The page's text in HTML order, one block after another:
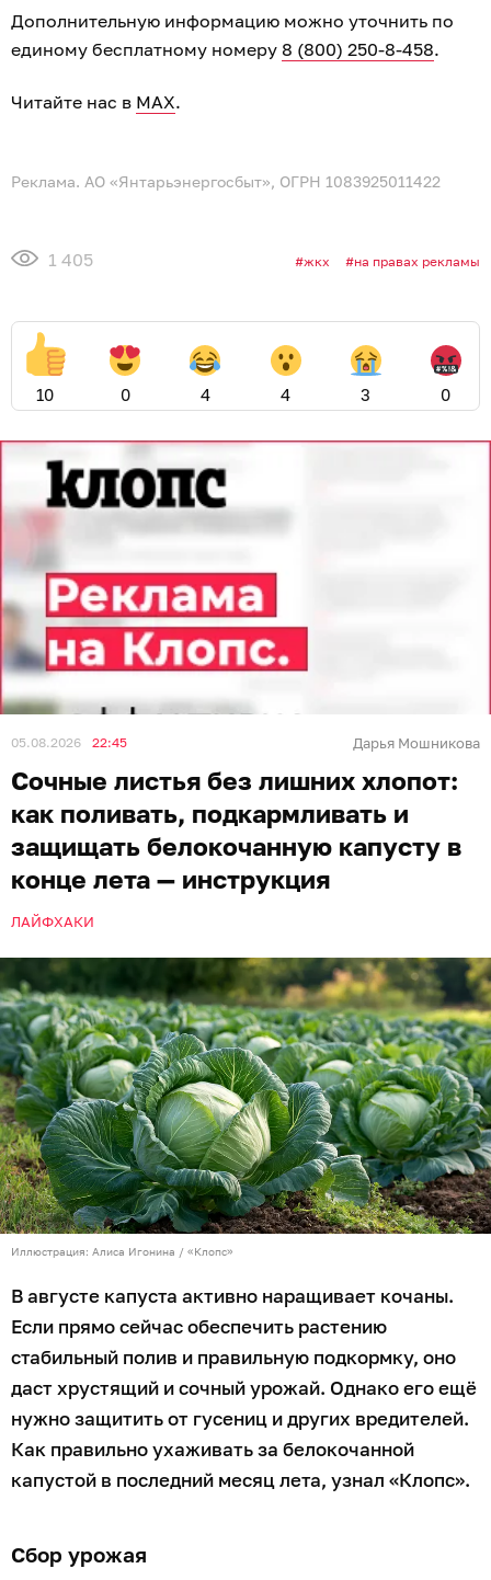
Дополнительную информацию можно уточнить по
единому бесплатному номеру 8 (800) 250-8-458.
Читайте нас в MAX.
Реклама. АО «Янтарьэнергосбыт», ОГРН 1083925011422
1 405 жкх на правах рекламы
10 0 4 4 3 0
05.08.2026 22:45 Дарья Мошникова
Сочные листья без лишних хлопот:
как поливать, подкармливать и
защищать белокочанную капусту в
конце лета — инструкция
ЛАЙФХАКИ
Иллюстрация: Алиса Игонина / «Клопс»
В августе капуста активно наращивает кочаны.
Если прямо сейчас обеспечить растению
стабильный полив и правильную подкормку, оно
даст хрустящий и сочный урожай. Однако его ещё
нужно защитить от гусениц и других вредителей.
Как правильно ухаживать за белокочанной
капустой в последний месяц лета, узнал «Клопс».
Сбор урожая